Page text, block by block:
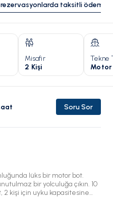
taksitli ödeme
Misafir
2 Kişi
Tekne
Soru Sor
lüks bir motor bot.
bir yolculuğa çıkın. 10
2 kişi için uyku kapasitesine